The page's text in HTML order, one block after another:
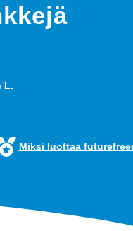
L.
Miksi luottaa